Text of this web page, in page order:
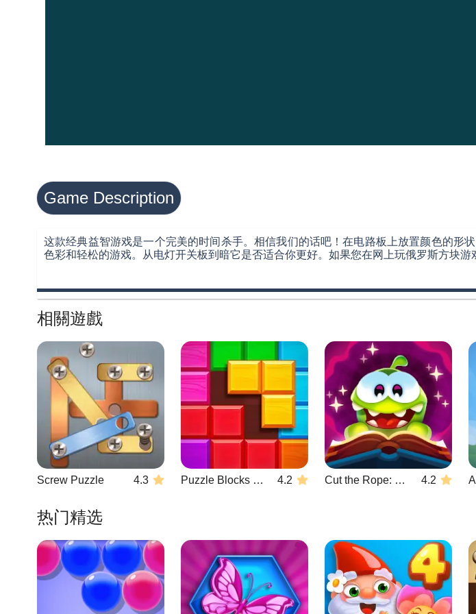
Game Description
这款经典益智游戏是一个完美的时间杀手。相信我们的话吧！在电路板上放置颜色的形
色彩和轻松的游戏。从电灯开关板到暗它是否适合你更好。如果您在网上玩俄罗斯方块游
相關遊戲
Screw Puzzle 4.3 Puzzle Blocks Classic 4.2 Cut the Rope: Magic 4.2
热门精选